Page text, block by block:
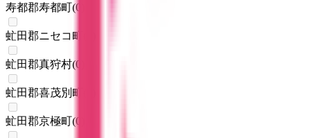
寿都郡寿都町(0
虻田郡ニセコ町
虻田郡真狩村(0
虻田郡喜茂別町
虻田郡京極町(0